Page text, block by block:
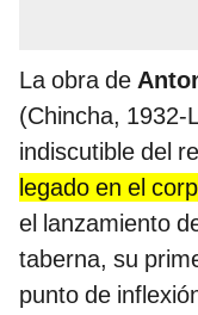
La obra de
(Chincha, 1932-
indiscutible del
legado en el
el lanzamiento
taberna, su
punto de